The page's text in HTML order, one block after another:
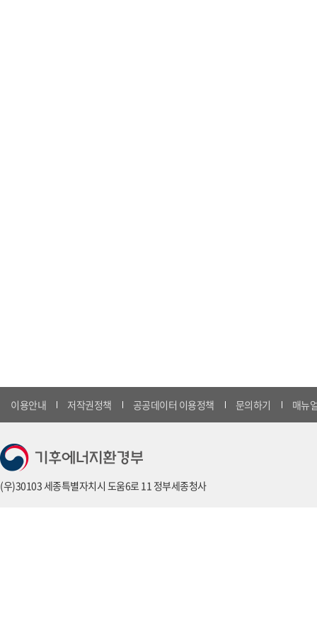
이용안내 저작권정책 공공데이터 이용정책 문의하기 매뉴
(우)30103 세종특별자치시 도움6로 11 정부세종청사